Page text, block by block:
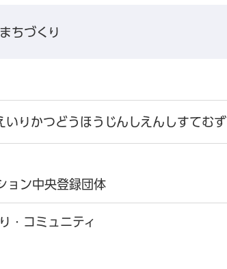
ちづくり
いりかつどうほうじんしえんしすてむず
ョン中央登録団体
・コミュニティ